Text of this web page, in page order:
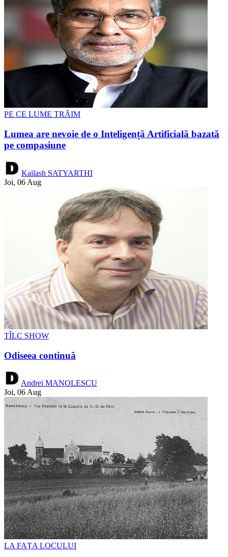
PE CE LUME TRĂIM
Lumea are nevoie de o Inteligență Artificială bazată
pe compasiune
Kailash SATYARTHI
Joi, 06 Aug
TÎLC SHOW
Odiseea continuă
Andrei MANOLESCU
Joi, 06 Aug
LA FAȚA LOCULUI